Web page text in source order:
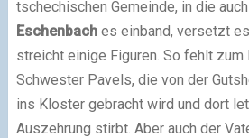
tschechischen Gemeinde, in die auch
Eschenbaches einband, versetzt
streicht einige Figuren. So fehlt
Schwester Pavels, die von der
ins Kloster gebracht wird und dort
Auszehrung stirbt. Aber auch der